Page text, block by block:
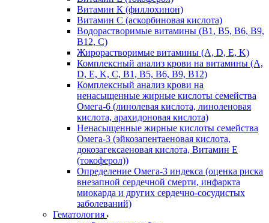
Витамин К (филлохинон)
Витамин С (аскорбиновая кислота)
Водорастворимые витамины (B1, B5, B6, В9,
В12, С)
Жирорастворимые витамины (A, D, E, K)
Комплексный анализ крови на витамины (A,
D, E, K, C, B1, B5, B6, В9, B12)
Комплексный анализ крови на
ненасыщенные жирные кислоты семейства
Омега-6 (линолевая кислота, линоленовая
кислота, арахидоновая кислота)
Ненасыщенные жирные кислоты семейства
Омега-3 (эйкозапентаеновая кислота,
докозагексаеновая кислота, Витамин E
(токоферол))
Определение Омега-3 индекса (оценка риска
внезапной сердечной смерти, инфаркта
миокарда и других сердечно-сосудистых
заболеваний)
Гематология